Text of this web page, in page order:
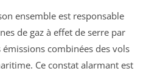
ensemble est responsable
de gaz à effet de serre par
combinées des vols
Ce constat alarmant est